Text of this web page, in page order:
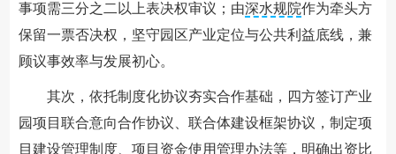
事项需三分之二以上表决权审议；由深水规院作为牵头方
保留一票否决权，坚守园区产业定位与公共利益底线，兼
顾议事效率与发展初心。
其次，依托制度化协议夯实合作基础，四方签订产业
园项目联合意向合作协议、联合体建设框架协议，制定项
目建设管理制度、项目资金使用管理办法等，明确出资比